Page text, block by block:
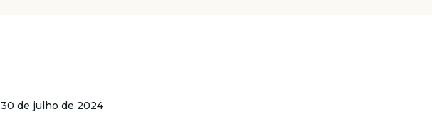
30 de julho de 2024